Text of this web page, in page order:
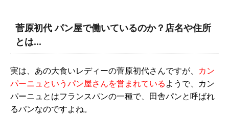
菅原初代 パン屋で働いているのか？店名や住所
とは…
実は、あの大食いレディーの菅原初代さんですが、 カン
パーニュというパン屋さんを営まれている ようで、カン
パーニュとはフランスパンの一種で、田舎パンと呼ばれ
るパンなのですよね。